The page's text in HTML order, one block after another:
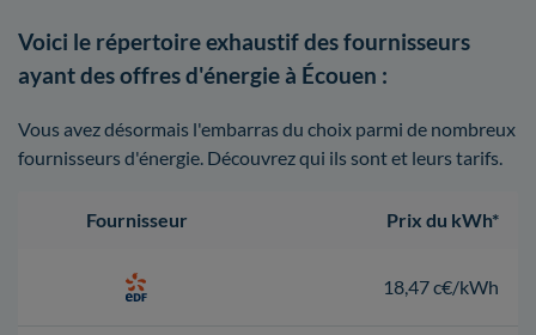
Voici le répertoire exhaustif des fournisseurs
ayant des offres d'énergie à Écouen :
Vous avez désormais l'embarras du choix parmi de nombreux
fournisseurs d'énergie. Découvrez qui ils sont et leurs tarifs.
Fournisseur Prix du kWh*
18,47 c€/kWh